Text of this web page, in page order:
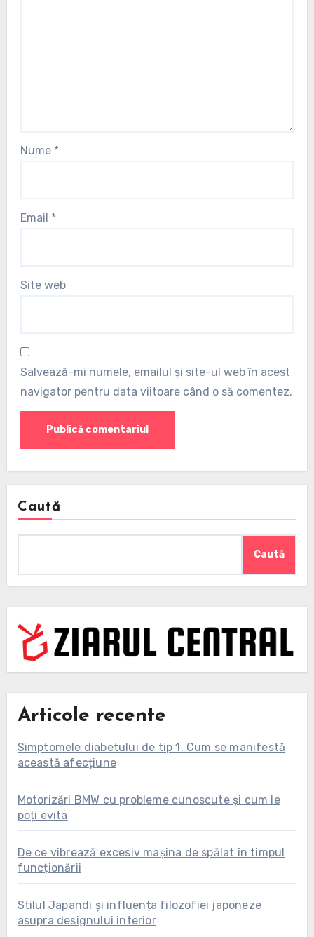
Nume *
Email *
Site web
Salvează-mi numele, emailul și site-ul web în acest
navigator pentru data viitoare când o să comentez.
Caută
Caută
Articole recente
Simptomele diabetului de tip 1. Cum se manifestă
această afecțiune
Motorizări BMW cu probleme cunoscute și cum le
poți evita
De ce vibrează excesiv mașina de spălat în timpul
funcționării
Stilul Japandi și influența filozofiei japoneze
asupra designului interior